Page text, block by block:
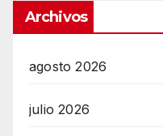
Archivos
agosto 2026
julio 2026